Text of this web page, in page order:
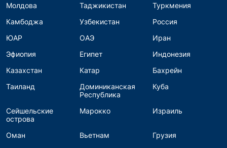
Молдова
Таджикистан
Туркмения
Камбоджа
Узбекистан
Россия
ЮАР
ОАЭ
Иран
Эфиопия
Египет
Индонезия
Казахстан
Катар
Бахрейн
Таиланд
Доминиканская
Республика
Куба
Сейшельские
острова
Марокко Израиль
Оман Вьетнам
Грузия